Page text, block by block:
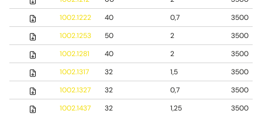
1002.1222
40 0,7
3500
1002.1253
50 2
3500
1002.1281
40 2
3500
1002.1317
32 1,5
3500
1002.1327
32 0,7
3500
1002.1437
32 1,25
3500